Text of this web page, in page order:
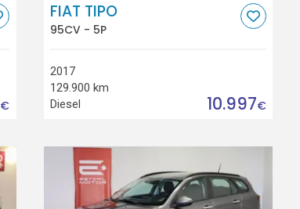
€
FIAT TIPO
95CV - 5P
2017
129.900 km
Diesel
10.997€